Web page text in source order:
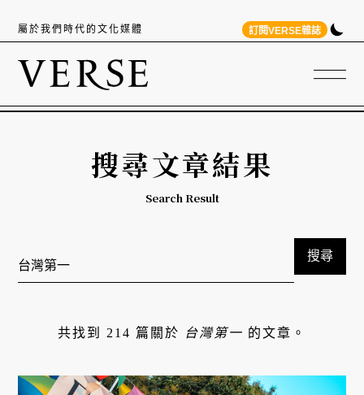
屬於我們時代的文化媒體 訂閱VERSE雜誌
搜尋文章結果
Search Result
搜尋
共找到 214 篇關於 台灣第一 的文章。